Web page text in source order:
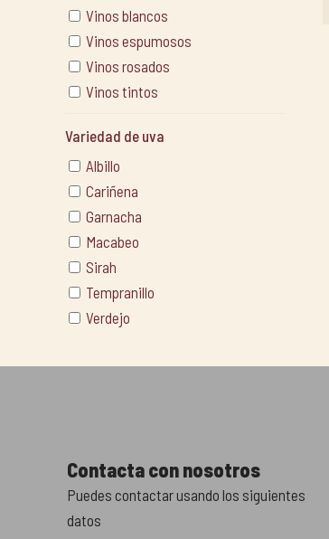
Vinos blancos
Vinos espumosos
Vinos rosados
Vinos tintos
Variedad de uva
Albillo
Cariñena
Garnacha
Macabeo
Sirah
Tempranillo
Verdejo
Contacta con nosotros
Puedes contactar usando los siguientes
datos